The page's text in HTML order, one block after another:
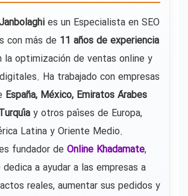
es un Especialista en SEO
con más de 11 años de experiencia
optimización de ventas online y
Ha trabajado con empresas
España, México, Emiratos Árabes
y otros países de Europa,
Latina y Oriente Medio.
fundador de Online Khadamate,
a ayudar a las empresas a
reales, aumentar sus pedidos y